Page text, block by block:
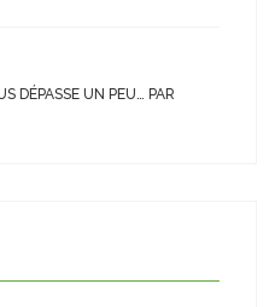
DÉPASSE UN PEU… PAR